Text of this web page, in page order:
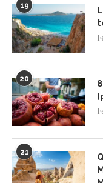
19
20
21